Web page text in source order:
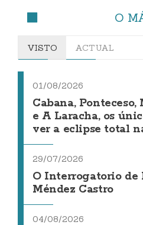
O
VISTO ACTUAL
01/08/2026
Cabana,
e A Laracha, os
ver a eclipse total
29/07/2026
O Interrogatorio de
Méndez Castro
04/08/2026